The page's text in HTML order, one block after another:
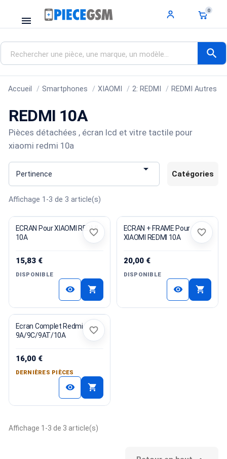
menu
0
search
Accueil Smartphones XIAOMI 2: REDMI REDMI Autres
REDMI 10A
Pièces détachées , écran lcd et vitre tactile pour
xiaomi redmi 10a
Pertinence  Catégories
Affichage 1-3 de 3 article(s)
ECRAN Pour XIAOMI REDMI
10A
15,83 €
DISPONIBLE
visibility shopping_cart
favorite_border
ECRAN + FRAME Pour
XIAOMI REDMI 10A
20,00 €
DISPONIBLE
visibility shopping_cart
favorite_border
Ecran Complet Redmi
9A/9C/9AT/10A
16,00 €
DERNIÈRES PIÈCES
visibility shopping_cart
favorite_border
Affichage 1-3 de 3 article(s)